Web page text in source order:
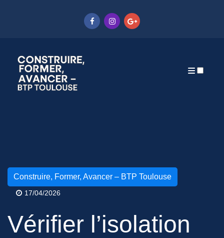
Construire, Former, Avancer – BTP Toulouse
17/04/2026
Vérifier l’isolation